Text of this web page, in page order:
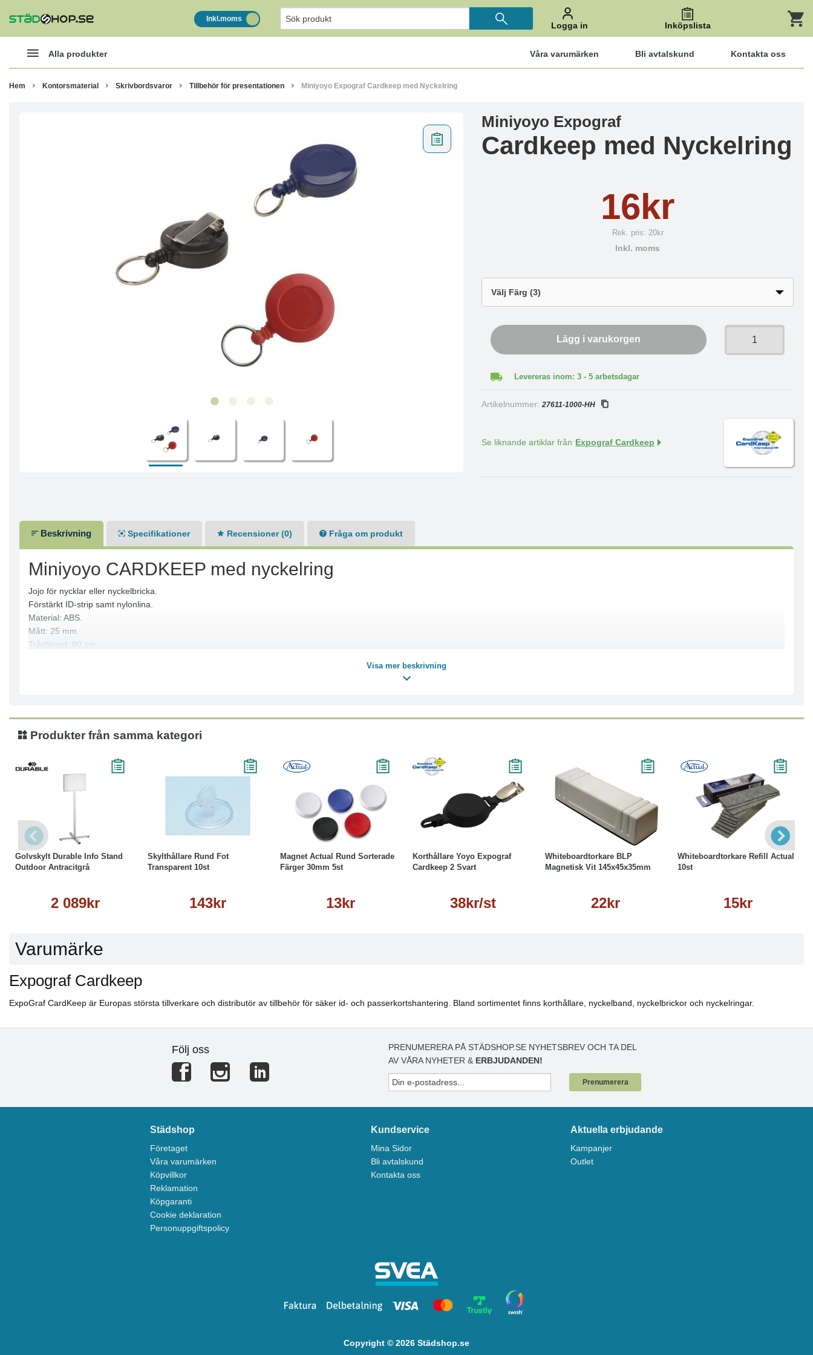
Inkl.moms
Logga in Inköpslista
Alla produkter Våra varumärken Bli avtalskund Kontakta oss
Hem Kontorsmaterial Skrivbordsvaror Tillbehör för presentationen Miniyoyo Expograf Cardkeep med Nyckelring
Miniyoyo Expograf
Cardkeep med Nyckelring
16kr
Rek. pris: 20kr
Inkl. moms
Lägg i varukorgen
Levereras inom: 3 - 5 arbetsdagar
Artikelnummer:27611-1000-HH
Se liknande artiklar från Expograf Cardkeep
Beskrivning Specifikationer Recensioner (0) Fråga om produkt
Miniyoyo CARDKEEP med nyckelring
Jojo för nycklar eller nyckelbricka.
Förstärkt ID-strip samt nylonlina.
Material: ABS.
Mått: 25 mm.
Trådlängd: 80 cm
Visa mer beskrivning
Produkter från samma kategori
Golvskylt Durable Info Stand
Outdoor Antracitgrå
2 089kr
Läs mer
Skylthållare Rund Fot
Transparent 10st
143kr
Magnet Actual Rund Sorterade
Färger 30mm 5st
13kr
Köp Läs mer
Korthållare Yoyo Expograf
Cardkeep 2 Svart
38kr/st
Läs mer
Whiteboardtorkare BLP
Magnetisk Vit 145x45x35mm
22kr
Läs mer
Whiteboardtorkare Refill Actual
10st
15kr
Köp Läs mer
Varumärke
Expograf Cardkeep
ExpoGraf CardKeep är Europas största tillverkare och distributör av tillbehör för säker id- och passerkortshantering. Bland sortimentet finns korthållare, nyckelband, nyckelbrickor och nyckelringar.
Följ oss
PRENUMERERA PÅ STÄDSHOP.SE NYHETSBREV OCH TA DEL
AV VÅRA NYHETER & ERBJUDANDEN!
Prenumerera
Städshop
Företaget
Våra varumärken
Köpvillkor
Reklamation
Köpgaranti
Cookie deklaration
Personuppgiftspolicy
Kundservice
Mina Sidor
Bli avtalskund
Kontakta oss
Aktuella erbjudande
Kampanjer
Outlet
Copyright © 2026 Städshop.se